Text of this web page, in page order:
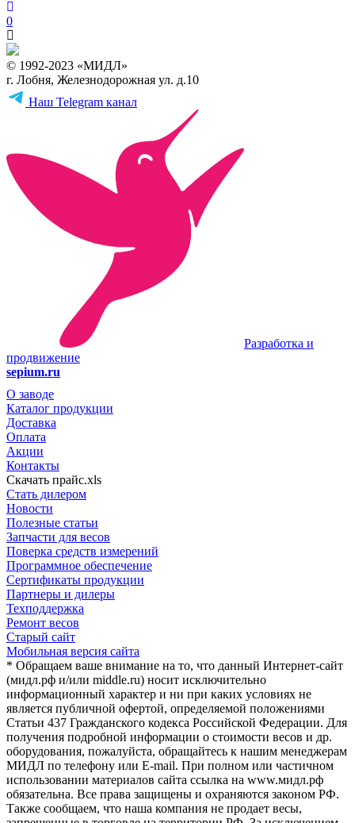
0
© 1992-2023 «МИДЛ»
г. Лобня, Железнодорожная ул. д.10
Наш Telegram канал
Разработка и
продвижение
sepium.ru
О заводе
Каталог продукции
Доставка
Оплата
Акции
Контакты
Скачать прайс.xls
Стать дилером
Новости
Полезные статьи
Запчасти для весов
Поверка средств измерений
Программное обеспечение
Сертификаты продукции
Партнеры и дилеры
Техподдержка
Ремонт весов
Старый сайт
Мобильная версия сайта
* Обращаем ваше внимание на то, что данный Интернет-сайт
(мидл.рф и/или middle.ru) носит исключительно
информационный характер и ни при каких условиях не
является публичной офертой, определяемой положениями
Статьи 437 Гражданского кодекса Российской Федерации. Для
получения подробной информации о стоимости весов и др.
оборудования, пожалуйста, обращайтесь к нашим менеджерам
МИДЛ по телефону или E-mail. При полном или частичном
использовании материалов сайта ссылка на www.мидл.рф
обязательна. Все права защищены и охраняются законом РФ.
Также сообщаем, что наша компания не продает весы,